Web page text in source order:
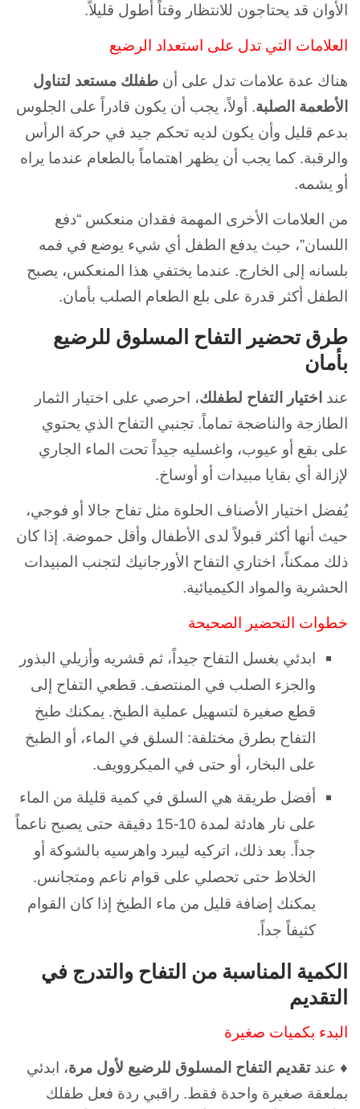
الأوان قد يحتاجون للانتظار وقتاً أطول قليلاً.
العلامات التي تدل على استعداد الرضيع
هناك عدة علامات تدل على أن طفلك مستعد لتناول
الأطعمة الصلبة. أولاً، يجب أن يكون قادراً على الجلوس
بدعم قليل وأن يكون لديه تحكم جيد في حركة الرأس
والرقبة. كما يجب أن يظهر اهتماماً بالطعام عندما يراه
أو يشمه.
من العلامات الأخرى المهمة فقدان منعكس “دفع
اللسان”، حيث يدفع الطفل أي شيء يوضع في فمه
بلسانه إلى الخارج. عندما يختفي هذا المنعكس، يصبح
الطفل أكثر قدرة على بلع الطعام الصلب بأمان.
طرق تحضير التفاح المسلوق للرضيع
بأمان
عند اختيار التفاح لطفلك، احرصي على اختيار الثمار
الطازجة والناضجة تماماً. تجنبي التفاح الذي يحتوي
على بقع أو عيوب، واغسليه جيداً تحت الماء الجاري
لإزالة أي بقايا مبيدات أو أوساخ.
يُفضل اختيار الأصناف الحلوة مثل تفاح جالا أو فوجي،
حيث أنها أكثر قبولاً لدى الأطفال وأقل حموضة. إذا كان
ذلك ممكناً، اختاري التفاح الأورجانيك لتجنب المبيدات
الحشرية والمواد الكيميائية.
خطوات التحضير الصحيحة
ابدئي بغسل التفاح جيداً، ثم قشريه وأزيلي البذور
والجزء الصلب في المنتصف. قطعي التفاح إلى
قطع صغيرة لتسهيل عملية الطبخ. يمكنك طبخ
التفاح بطرق مختلفة: السلق في الماء، أو الطبخ
على البخار، أو حتى في الميكروويف.
أفضل طريقة هي السلق في كمية قليلة من الماء
على نار هادئة لمدة 10-15 دقيقة حتى يصبح ناعماً
جداً. بعد ذلك، اتركيه ليبرد واهرسيه بالشوكة أو
الخلاط حتى تحصلي على قوام ناعم ومتجانس.
يمكنك إضافة قليل من ماء الطبخ إذا كان القوام
كثيفاً جداً.
الكمية المناسبة من التفاح والتدرج في
التقديم
البدء بكميات صغيرة
♦ عندتقديم التفاح المسلوق للرضيع لأول مرة، ابدئي
بملعقة صغيرة واحدة فقط. راقبي ردة فعل طفلك